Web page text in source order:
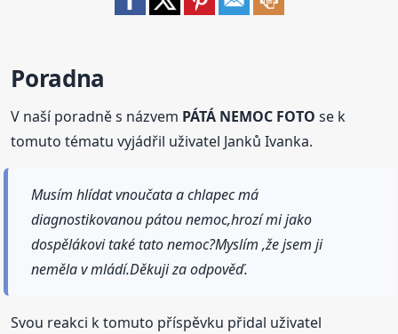
Poradna
V naší poradně s názvem PÁTÁ NEMOC FOTO se k
tomuto tématu vyjádřil uživatel Janků Ivanka.
Musím hlídat vnoučata a chlapec má
diagnostikovanou pátou nemoc,hrozí mi jako
dospělákovi také tato nemoc?Myslím ,že jsem ji
neměla v mládí.Děkuji za odpověď.
Svou reakci k tomuto příspěvku přidal uživatel